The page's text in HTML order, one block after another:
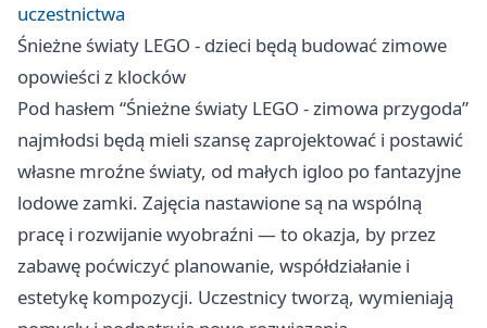
uczestnictwa
Śnieżne światy LEGO - dzieci będą budować zimowe
opowieści z klocków
Pod hasłem “Śnieżne światy LEGO - zimowa przygoda”
najmłodsi będą mieli szansę zaprojektować i postawić
własne mroźne światy, od małych igloo po fantazyjne
lodowe zamki. Zajęcia nastawione są na wspólną
pracę i rozwijanie wyobraźni — to okazja, by przez
zabawę poćwiczyć planowanie, współdziałanie i
estetykę kompozycji. Uczestnicy tworzą, wymieniają